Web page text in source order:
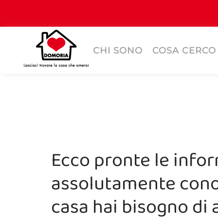
CHI SONO COSA CERCO
Ecco pronte le
assolutamente
casa hai bisogno